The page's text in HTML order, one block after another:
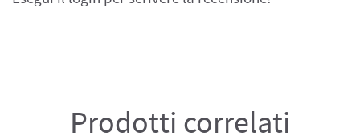
Prodotti correlati